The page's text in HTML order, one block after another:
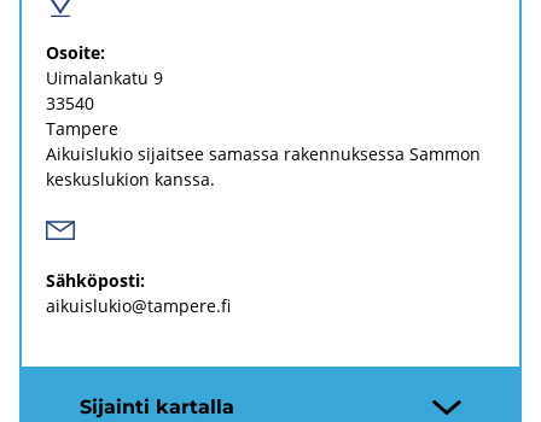
Osoi­te:
Ui­ma­lan­ka­tu 9
33540
Tam­pe­re
Ai­kuis­lu­kio si­jait­see sa­mas­sa ra­ken­nuk­ses­sa Sam­mon
kes­kus­lu­kion kans­sa.
Säh­kö­pos­ti:
ai­kuis­lu­kio@tam­pe­re.fi
Si­jain­ti kar­tal­la